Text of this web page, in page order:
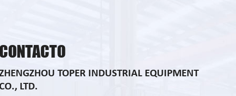
CONTACTO
TOPER INDUSTRIAL EQUIPMENT
LTD.